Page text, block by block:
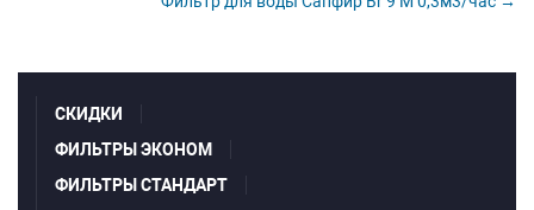
СКИДКИ
ФИЛЬТРЫ ЭКОНОМ
ФИЛЬТРЫ СТАНДАРТ